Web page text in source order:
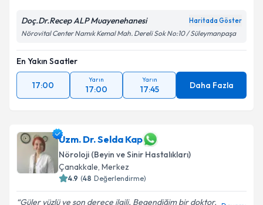
Doç.Dr.Recep ALP Muayenehanesi Haritada Göster
Nörovital Center Namık Kemal Mah. Dereli Sok No:10 / Süleymanpaşa
En Yakın Saatler
17:00
Yarın
17:00
Yarın
17:45 Daha Fazla
Uzm. Dr. Selda Kap
Nöroloji (Beyin ve Sinir Hastalıkları)
Çanakkale, Merkez
4.9 (48 Değerlendirme)
Güler yüzlü ve son derece ilgili, Begendiğim bir doktor.